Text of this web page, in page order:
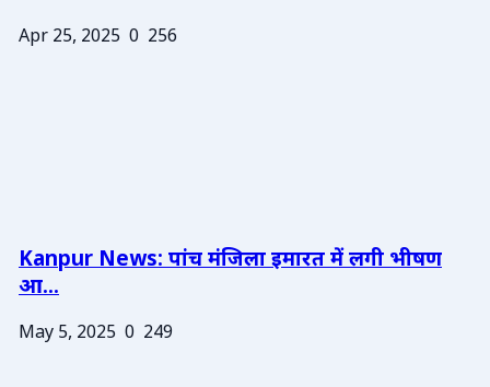
Apr 25, 2025 0 256
Kanpur News: पांच मंजिला इमारत में लगी भीषण
आ...
May 5, 2025 0 249